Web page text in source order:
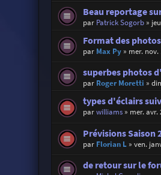
Beau reportage
par Patrick Sogorb»
Format des photos
par Max Py» mer. nov.
superbes photos
par Roger Moretti »
types d'éclairs
parwilliams» mer. avr.
Prévisions Saison
par Florian L» ven.
de retour sur le